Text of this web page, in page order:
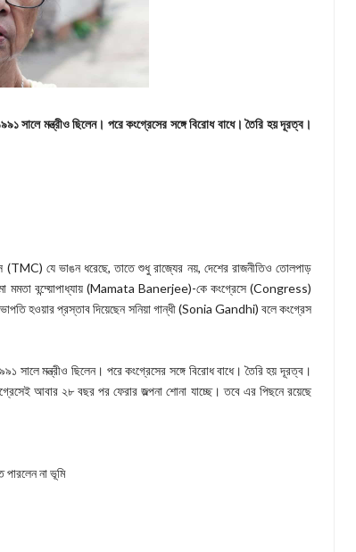
সালে মন্ত্রীও ছিলেন। পরে কংগ্রেসের সঙ্গে বিরোধ বাধে। তৈরি হয় দূরত্ব।
(TMC) যে ভাঙন ধরেছে, তাতে শুধু রাজ্যের নয়, দেশের রাজনীতিও তোলপাড়
মমতা বন্দ্য়োপাধ্যায় (Mamata Banerjee)-কে কংগ্রেসে (Congress)
হওয়ার প্রস্তাব দিয়েছেন সনিয়া গান্ধী (Sonia Gandhi) বলে কংগ্রেস
সালে মন্ত্রীও ছিলেন। পরে কংগ্রেসের সঙ্গে বিরোধ বাধে। তৈরি হয় দূরত্ব।
আবার ২৮ বছর পর ফেরার জল্পনা শোনা যাচ্ছে। তবে এর পিছনে রয়েছে
পারলেন না ভূমি